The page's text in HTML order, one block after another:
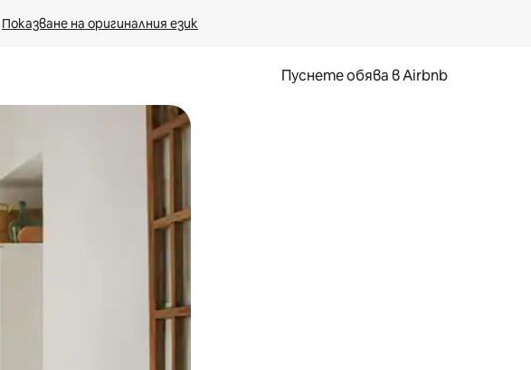
Показване на оригиналния език
Пуснете обява в Airbnb